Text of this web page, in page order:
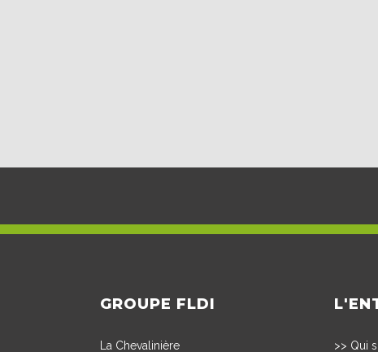
GROUPE FLDI
La Chevalinière >> Qui